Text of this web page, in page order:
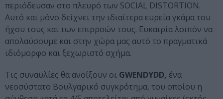
περιόδευσαν στο πλευρό των SOCIAL DISTORTION.
Αυτό και μόνο δείχνει την ιδιαίτερα ευρεία γκάμα του
ήχου τους και των επιρροών τους. Ευκαιρία λοιπόν να
απολαύσουμε και στην χώρα μας αυτό το πραγματικά
ιδιόμορφο και ξεχωριστό σχήμα.
Τις συναυλίες θα ανοίξουν οι GWENDYDD, ένα
νεοσύστατο Βουλγαρικό συγκρότημα, του οποίου η